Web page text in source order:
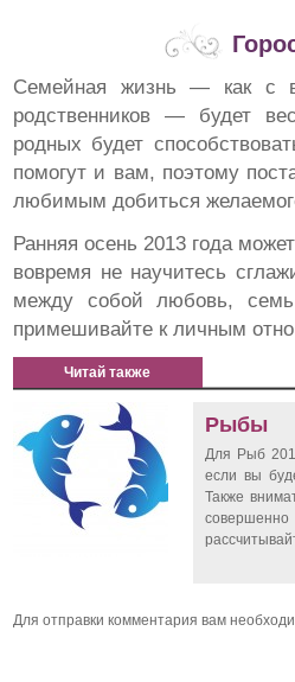
Семейная жизнь — как с
родственников — будет
родных будет
помогут и вам, поэтому
любимым добиться
Ранняя осень 2013 года
вовремя не научитесь
между собой любовь,
примешивайте к личным
Читай также
Рыбы
Для Рыб
если вы
Также
Для отправки комментария вам